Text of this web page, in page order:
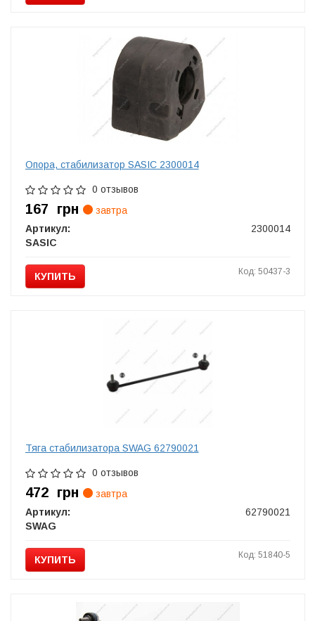
Опора, стабилизатор SASIC 2300014
0 отзывов
167 грн
завтра
Артикул:
2300014
SASIC
КУПИТЬ Код: 50437-3
Тяга стабилизатора SWAG 62790021
0 отзывов
472 грн
завтра
Артикул:
62790021
SWAG
КУПИТЬ Код: 51840-5